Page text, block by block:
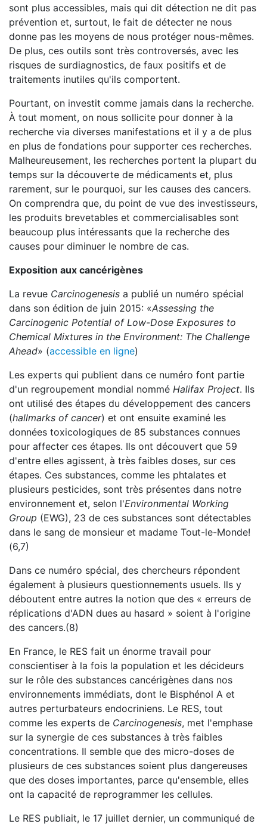
sont plus accessibles, mais qui dit détection ne dit pas
prévention et, surtout, le fait de détecter ne nous
donne pas les moyens de nous protéger nous-mêmes.
De plus, ces outils sont très controversés, avec les
risques de surdiagnostics, de faux positifs et de
traitements inutiles qu'ils comportent.
Pourtant, on investit comme jamais dans la recherche.
À tout moment, on nous sollicite pour donner à la
recherche via diverses manifestations et il y a de plus
en plus de fondations pour supporter ces recherches.
Malheureusement, les recherches portent la plupart du
temps sur la découverte de médicaments et, plus
rarement, sur le pourquoi, sur les causes des cancers.
On comprendra que, du point de vue des investisseurs,
les produits brevetables et commercialisables sont
beaucoup plus intéressants que la recherche des
causes pour diminuer le nombre de cas.
Exposition aux cancérigènes
La revue Carcinogenesis a publié un numéro spécial
dans son édition de juin 2015: «Assessing the
Carcinogenic Potential of Low-Dose Exposures to
Chemical Mixtures in the Environment: The Challenge
Ahead» (accessible en ligne)
Les experts qui publient dans ce numéro font partie
d'un regroupement mondial nommé Halifax Project. Ils
ont utilisé des étapes du développement des cancers
(hallmarks of cancer) et ont ensuite examiné les
données toxicologiques de 85 substances connues
pour affecter ces étapes. Ils ont découvert que 59
d'entre elles agissent, à très faibles doses, sur ces
étapes. Ces substances, comme les phtalates et
plusieurs pesticides, sont très présentes dans notre
environnement et, selon l'Environmental Working
Group (EWG), 23 de ces substances sont détectables
dans le sang de monsieur et madame Tout-le-Monde!
(6,7)
Dans ce numéro spécial, des chercheurs répondent
également à plusieurs questionnements usuels. Ils y
déboutent entre autres la notion que des « erreurs de
réplications d'ADN dues au hasard » soient à l'origine
des cancers.(8)
En France, le RES fait un énorme travail pour
conscientiser à la fois la population et les décideurs
sur le rôle des substances cancérigènes dans nos
environnements immédiats, dont le Bisphénol A et
autres perturbateurs endocriniens. Le RES, tout
comme les experts de Carcinogenesis, met l'emphase
sur la synergie de ces substances à très faibles
concentrations. Il semble que des micro-doses de
plusieurs de ces substances soient plus dangereuses
que des doses importantes, parce qu'ensemble, elles
ont la capacité de reprogrammer les cellules.
Le RES publiait, le 17 juillet dernier, un communiqué de